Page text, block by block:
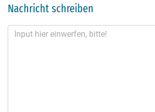
Nachricht schreiben